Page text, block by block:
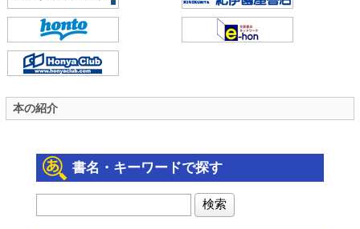
本の紹介
書名・キーワードで探す